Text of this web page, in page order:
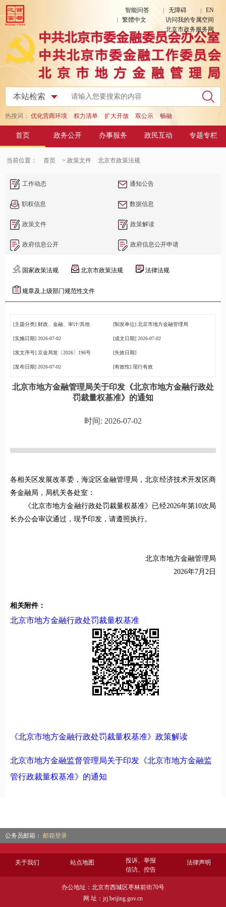
智能问答 无障碍
EN
繁體中文
访问我的专属空间
北京市政务服务网
热搜词： 优化营商环境 权力清单 扩大开放 双公示 畅融
首页 政务公开 办事服务 政民互动 专题专栏
当前位置： 首页 > 政策文件 北京市政策法规
工作动态 通知公告
职权信息 数据信息
政策文件 政策解读
政府信息公开 政府信息公开申请
国家政策法规 北京市政策法规 法律法规
规章及上级部门规范性文件
[主题分类] 财政、金融、审计/其他 [制发单位] 北京市地方金融管理局
[实施日期] 2026-07-02 [成文日期] 2026-07-02
[发文序号] 京金局发〔2026〕196号 [失效日期]
[发布日期] 2026-07-02 [有效性] 现行有效
北京市地方金融管理局关于印发《北京市地方金融行政处
罚裁量权基准》的通知
时间: 2026-07-02
各相关区发展改革委，海淀区金融管理局，北京经济技术开发区商
务金融局，局机关各处室：
《北京市地方金融行政处罚裁量权基准》已经2026年第10次局
长办公会审议通过，现予印发，请遵照执行。
北京市地方金融管理局
2026年7月2日
相关附件：
北京市地方金融行政处罚裁量权基准
《北京市地方金融行政处罚裁量权基准》政策解读
北京市地方金融监督管理局关于印发《北京市地方金融监
管行政裁量权基准》的通知
公务员邮箱： 邮箱登录
关于我们 站点地图
投诉、举报
信访、控告
法律声明
办公地址：北京市西城区枣林前街70号
网 址：jrj.beijing.gov.cn